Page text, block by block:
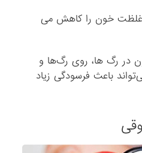
غلظت خون را کاهش می
در رگ ها، روی رگ‌ها و
باعث فرسودگی زیاد